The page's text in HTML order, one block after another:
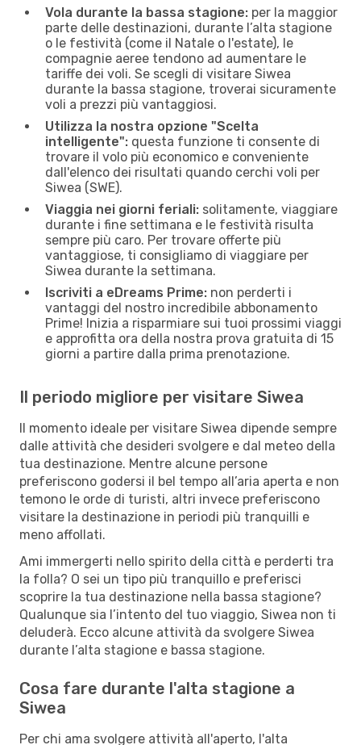
Vola durante la bassa stagione: per la maggior
parte delle destinazioni, durante l’alta stagione
o le festività (come il Natale o l'estate), le
compagnie aeree tendono ad aumentare le
tariffe dei voli. Se scegli di visitare Siwea
durante la bassa stagione, troverai sicuramente
voli a prezzi più vantaggiosi.
Utilizza la nostra opzione "Scelta
intelligente": questa funzione ti consente di
trovare il volo più economico e conveniente
dall'elenco dei risultati quando cerchi voli per
Siwea (SWE).
Viaggia nei giorni feriali: solitamente, viaggiare
durante i fine settimana e le festività risulta
sempre più caro. Per trovare offerte più
vantaggiose, ti consigliamo di viaggiare per
Siwea durante la settimana.
Iscriviti a eDreams Prime: non perderti i
vantaggi del nostro incredibile abbonamento
Prime! Inizia a risparmiare sui tuoi prossimi viaggi
e approfitta ora della nostra prova gratuita di 15
giorni a partire dalla prima prenotazione.
Il periodo migliore per visitare Siwea
Il momento ideale per visitare Siwea dipende sempre
dalle attività che desideri svolgere e dal meteo della
tua destinazione. Mentre alcune persone
preferiscono godersi il bel tempo all’aria aperta e non
temono le orde di turisti, altri invece preferiscono
visitare la destinazione in periodi più tranquilli e
meno affollati.
Ami immergerti nello spirito della città e perderti tra
la folla? O sei un tipo più tranquillo e preferisci
scoprire la tua destinazione nella bassa stagione?
Qualunque sia l’intento del tuo viaggio, Siwea non ti
deluderà. Ecco alcune attività da svolgere Siwea
durante l’alta stagione e bassa stagione.
Cosa fare durante l'alta stagione a
Siwea
Per chi ama svolgere attività all'aperto, l'alta